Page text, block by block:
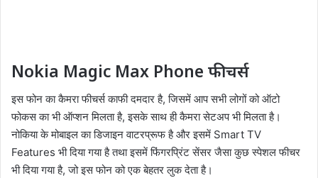
Nokia Magic Max Phone फीचर्स
इस फोन का कैमरा फीचर्स काफी दमदार है, जिसमें आप सभी लोगों को ऑटो
फोकस का भी ऑप्शन मिलता है, इसके साथ ही कैमरा सेटअप भी मिलता है।
नोकिया के मोबाइल का डिजाइन वाटरप्रूफ है और इसमें Smart TV
Features भी दिया गया है तथा इसमें फिंगरप्रिंट सेंसर जैसा कुछ स्पेशल फीचर
भी दिया गया है, जो इस फोन को एक बेहतर लुक देता है।